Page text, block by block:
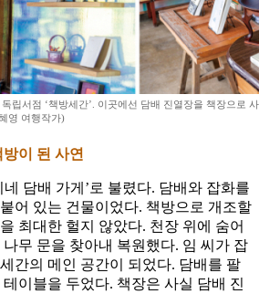
립서점 ‘책방세간’. 이곳에선 담배 진열장을 책장으로
영 여행작가)
이 된 사연
담배 가게’로 불렸다. 담배와 잡화를
어 있는 건물이었다. 책방으로 개조할
최대한 헐지 않았다. 천장 위에 숨어
무 문을 찾아내 복원했다. 임 씨가 잡
간의 메인 공간이 되었다. 담배를 팔
이블을 두었다. 책장은 사실 담배 진